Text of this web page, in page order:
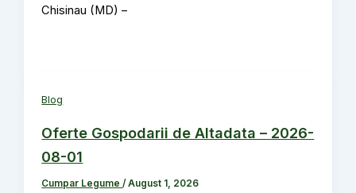
Chisinau (MD) –
Blog
Oferte Gospodarii de Altadata – 2026-
08-01
Cumpar Legume/August 1, 2026